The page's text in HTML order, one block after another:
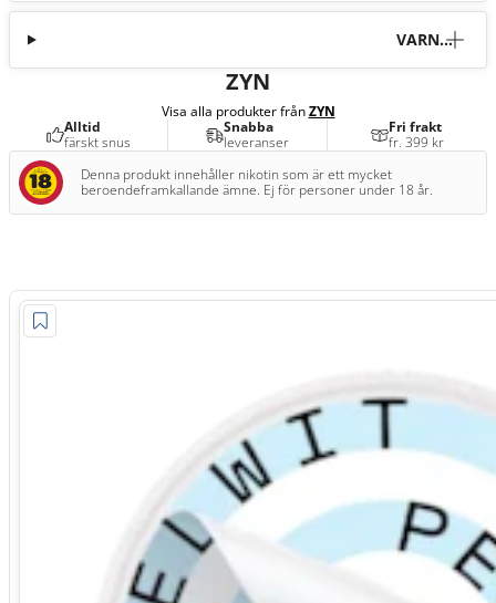
VARNI
ZYN
Visa alla produkter frånZYN
Alltid
färskt snus
Snabba
leveranser
Fri frakt
fr. 399 kr
Denna produkt innehåller nikotin som är ett mycket
beroendeframkallande ämne. Ej för personer under 18 år.